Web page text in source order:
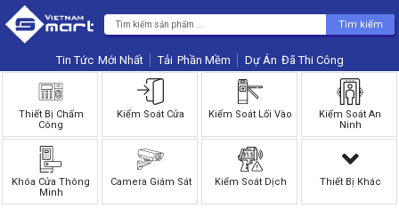
Tìm kiếm
Tin Tức Phần Mềm Dự Án
Thiết Bị Chấm
Công
Kiểm Soát Cửa Kiểm Soát Lối Vào
Kiểm Soát An
Ninh
Khóa Cửa Thông
Minh
Camera Giám Sát Kiểm Soát Dịch Thiết Bị Khác